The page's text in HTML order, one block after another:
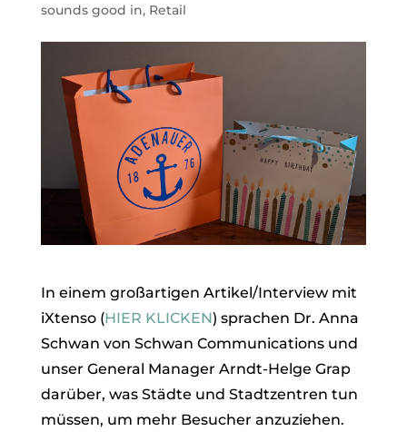
sounds good in, Retail
In einem großartigen Artikel/Interview mit
iXtenso (HIER KLICKEN) sprachen Dr. Anna
Schwan von Schwan Communications und
unser General Manager Arndt-Helge Grap
darüber, was Städte und Stadtzentren tun
müssen, um mehr Besucher anzuziehen.